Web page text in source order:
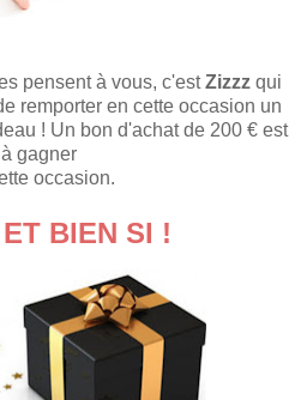
pensent à vous, c'estZizzz qui
remporter en cette occasion un
! Un bon d'achat de 200 € est
à gagner
occasion.
BIEN SI !